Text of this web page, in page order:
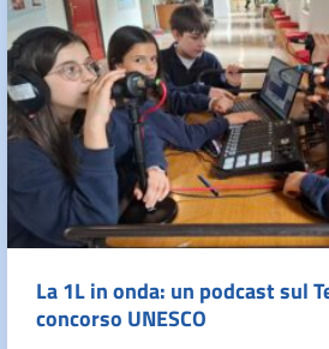
La 1L in onda: un podcast sul
concorso UNESCO